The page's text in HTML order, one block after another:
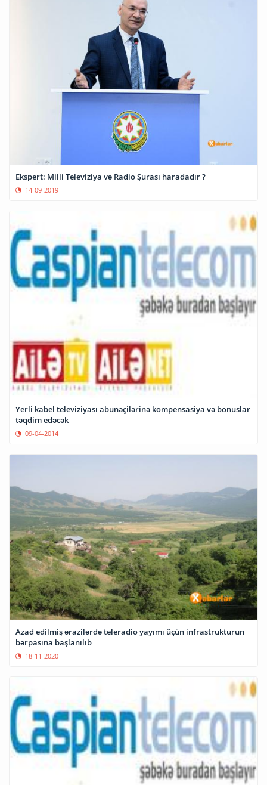
Ekspert: Milli Televiziya və Radio Şurası haradadır ?
14-09-2019
Yerli kabel televiziyası abunəçilərinə kompensasiya və bonuslar
təqdim edəcək
09-04-2014
Azad edilmiş ərazilərdə teleradio yayımı üçün infrastrukturun
bərpasına başlanılıb
18-11-2020